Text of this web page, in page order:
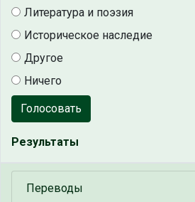
Литература и поэзия
Историческое наследие
Другое
Ничего
Голосовать
Результаты
Переводы